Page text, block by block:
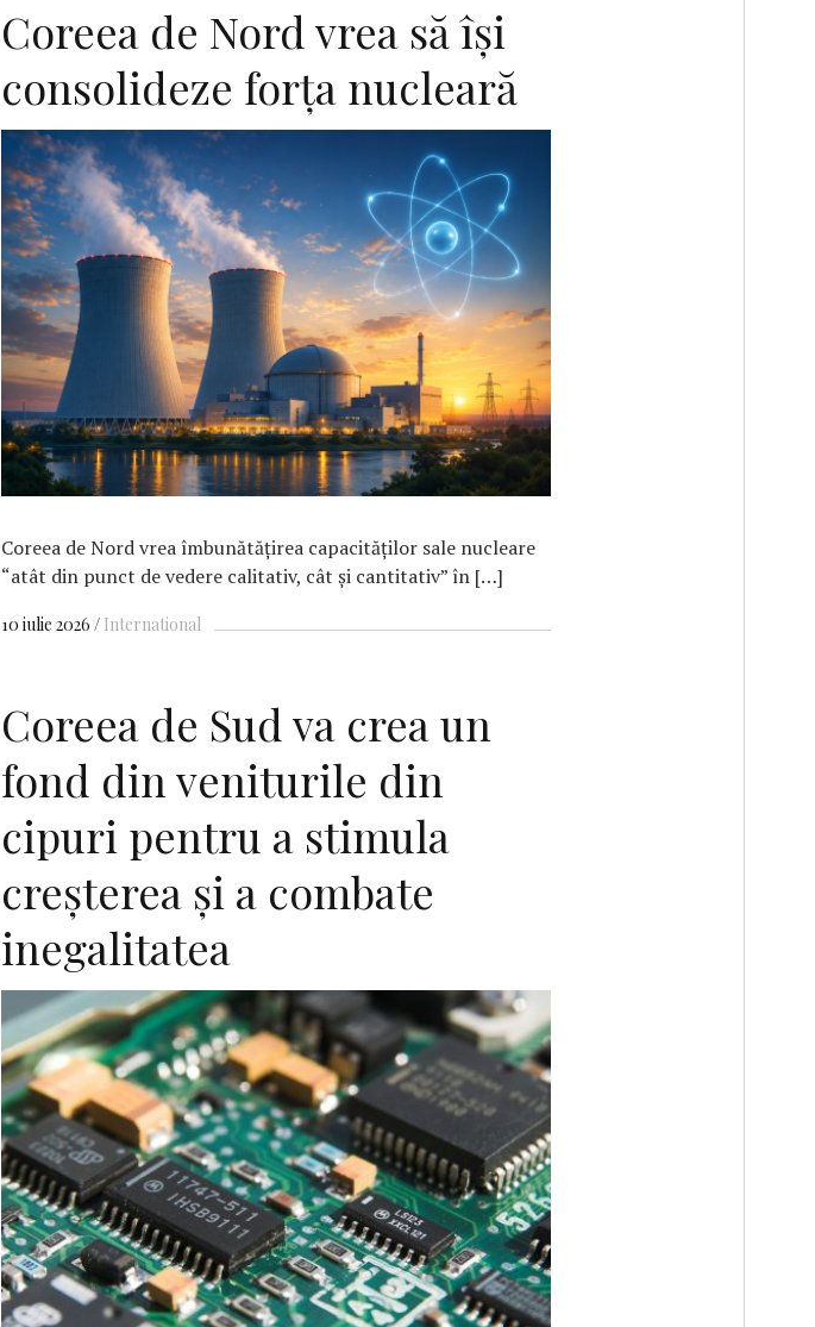
Coreea de Nord vrea să îşi
consolideze forţa nucleară
F
Coreea de Nord vrea îmbunătăţirea capacităţilor sale nucleare
“atât din punct de vedere calitativ, cât şi cantitativ” în […]
10 iulie 2026 International
Coreea de Sud va crea un
fond din veniturile din
cipuri pentru a stimula
creşterea şi a combate
inegalitatea
F